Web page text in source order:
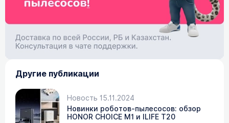
Другие публикации
Новость 15.11.2024
Новинки роботов-пылесосов: обзор
HONOR CHOICE M1 и ILIFE T20